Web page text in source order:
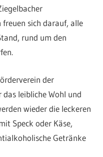
sich darauf, alle
rund um den
der
das leibliche Wohl und
wieder die leckeren
Speck oder Käse,
Getränke